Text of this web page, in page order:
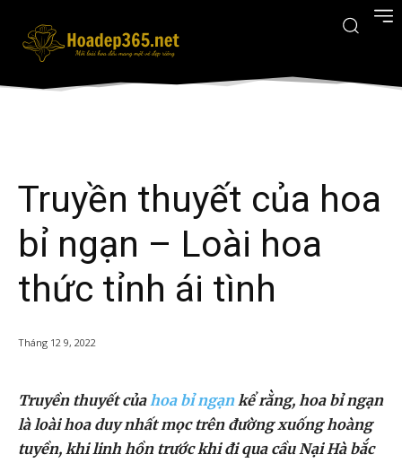
Truyền thuyết của hoa
bỉ ngạn – Loài hoa
thức tỉnh ái tình
Tháng 12 9, 2022
Truyền thuyết củahoa bỉ ngạnkể rằng, hoa bỉ ngạn
là loài hoa duy nhất mọc trên đường xuống hoàng
tuyền, khi linh hồn trước khi đi qua cầu Nại Hà bắc